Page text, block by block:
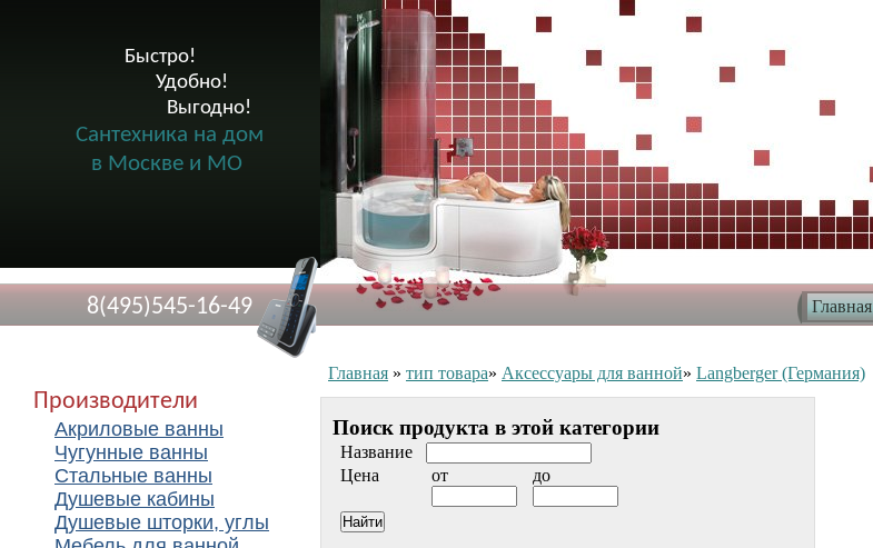
Главная
Быстро!
              Удобно!
                      Выгодно!
Сантехника на дом
в Москве и МО
8(495)545-16-49
Производители
Акриловые ванны
Чугунные ванны
Стальные ванны
Душевые кабины
Душевые шторки, углы
Главная » тип товара» Аксессуары для ванной» Langberger (Германия)
Поиск продукта в этой категории
Название
Цена
от до